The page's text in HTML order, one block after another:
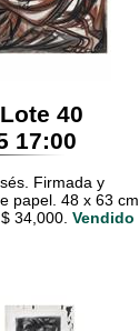
Lote 40
17:00
Firmada y
papel. 48 x 63 cm
34,000. Vendido